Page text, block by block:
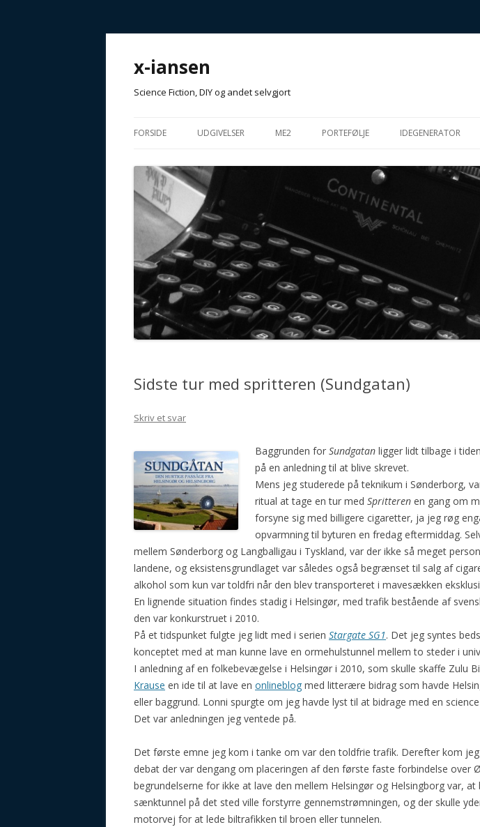
x-iansen
Science Fiction, DIY og andet selvgjort
FORSIDE UDGIVELSER
ANTOLOGIER
TIDSSKRIFTER / MAGASINER
ARTIKLER
ANDET…
GALAKTISKE FORESTILLINGER
GALAKTISCHE VORSTELLUNGEN
ME2
MUFFINS (METTES
AFHÆNGIGHEDSMUFFINS)
PORTEFØLJE IDEGENERATOR
Sidste tur med spritteren (Sundgatan)
Skriv et svar
Baggrunden for Sundgatan ligger lidt tilbage i
på en anledning til at blive skrevet.
Mens jeg studerede på teknikum i Sønderborg,
ritual at tage en tur med Spritteren en gang om
forsyne sig med billigere cigaretter, ja jeg røg
opvarmning til byturen en fredag eftermiddag.
mellem Sønderborg og Langballigau i Tyskland, var der ikke så meget
landene, og eksistensgrundlaget var således også begrænset til salg af
alkohol som kun var toldfri når den blev transporteret i mavesækken
En lignende situation findes stadig i Helsingør, med trafik bestående af
den var konkurstruet i 2010.
På et tidspunket fulgte jeg lidt med i serien Stargate SG1. Det jeg syntes
konceptet med at man kunne lave en ormehulstunnel mellem to steder i
I anledning af en folkebevægelse i Helsingør i 2010, som skulle skaffe Zulu
Krause en ide til at lave en onlineblog med litterære bidrag som havde
eller baggrund. Lonni spurgte om jeg havde lyst til at bidrage med en
Det var anledningen jeg ventede på.
Det første emne jeg kom i tanke om var den toldfrie trafik. Derefter kom
debat der var dengang om placeringen af den første faste forbindelse over
begrundelserne for ikke at lave den mellem Helsingør og Helsingborg var, at
sænktunnel på det sted ville forstyrre gennemstrømningen, og der skulle
motorvej for at lede biltrafikken til broen eller tunnelen.